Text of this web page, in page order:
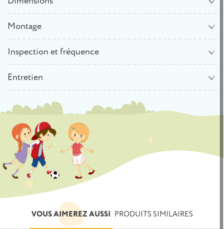
Montage
Inspection et fréquence
Entretien
VOUS AIMEREZ AUSSI PRODUITS SIMILAIRES